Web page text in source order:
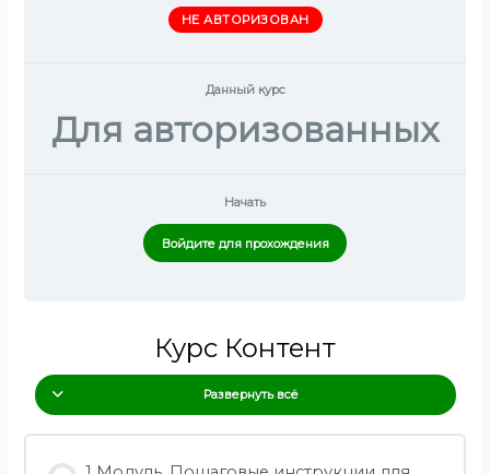
НЕ АВТОРИЗОВАН
Данный курс
Для авторизованных
Начать
Войдите для прохождения
Курс Контент
Развернуть всё